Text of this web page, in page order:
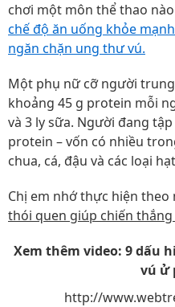
chơi một môn thể thao
chế độ ăn uống khỏe
ngăn chặn ung thư vú.
Một phụ nữ cỡ người
khoảng 45 g protein mỗi
và 3 ly sữa. Người đang
protein – vốn có nhiều
chua, cá, đậu và các loại
Chị em nhớ thực hiện theo
thói quen giúp chiến
Xem thêm video: 9 dấu
vú ử
http://